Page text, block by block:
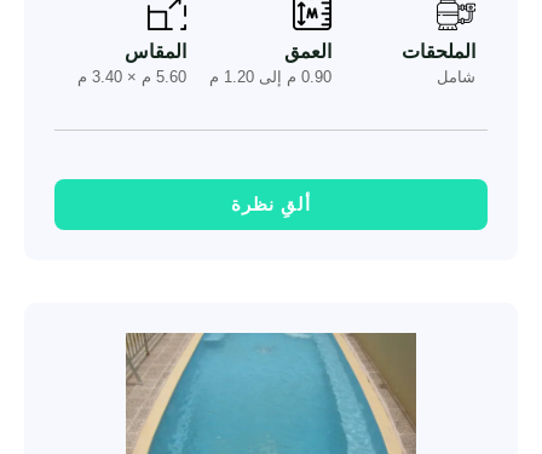
الملحقات
شامل
العمق
0.90 م إلى 1.20 م
المقاس
5.60 م × 3.40 م
ألقِ نظرة